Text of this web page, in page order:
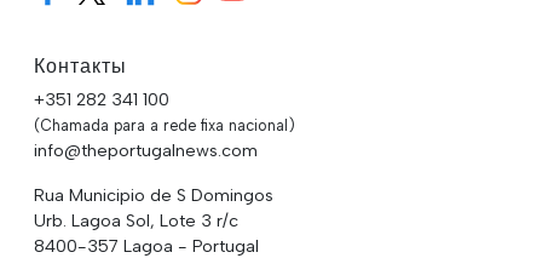
Контакты
+351 282 341 100
(Chamada para a rede fixa nacional)
info@theportugalnews.com
Rua Municipio de S Domingos
Urb. Lagoa Sol, Lote 3 r/c
8400-357 Lagoa - Portugal